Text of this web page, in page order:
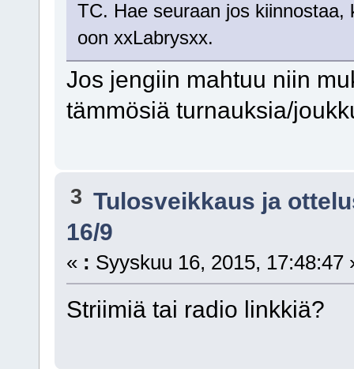
TC. Hae seuraan jos kiinnostaa,
oon xxLabrysxx.
Jos jengiin mahtuu niin
tämmösiä turnauksia/
3 Tulosveikkaus ja
16/9
« : Syyskuu 16, 2015, 17:48:47
Striimiä tai radio linkkiä?